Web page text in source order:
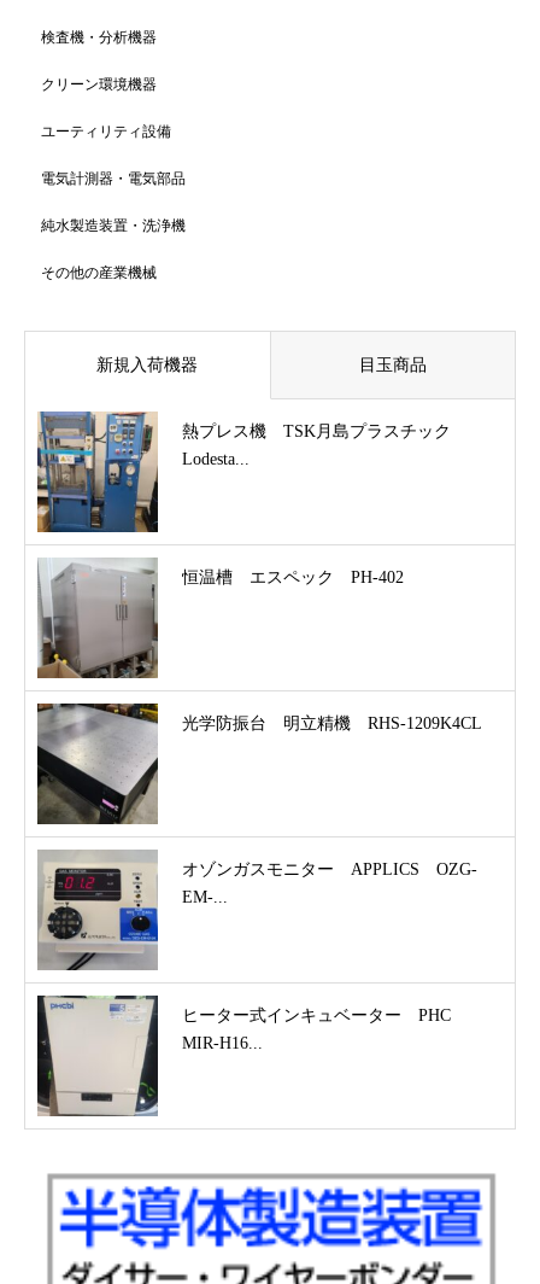
検査機・分析機器
クリーン環境機器
ユーティリティ設備
電気計測器・電気部品
純水製造装置・洗浄機
その他の産業機械
新規入荷機器 目玉商品
熱プレス機 TSK月島プラスチック
Lodesta...
恒温槽 エスペック PH-402
光学防振台 明立精機 RHS-1209K4CL
オゾンガスモニター APPLICS OZG-
EM-...
ヒーター式インキュベーター PHC
MIR-H16...